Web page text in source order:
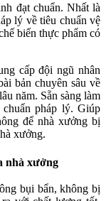
đạt chuẩn. Nhất là
lý về tiêu chuẩn vệ
biến thực phẩm có
cấp đội ngũ nhân
bản chuyên sâu về
năm. Sẵn sàng làm
pháp lý. Giúp
để nhà xưởng bị
xưởng.
nhà xưởng
bụi bẩn, không bị